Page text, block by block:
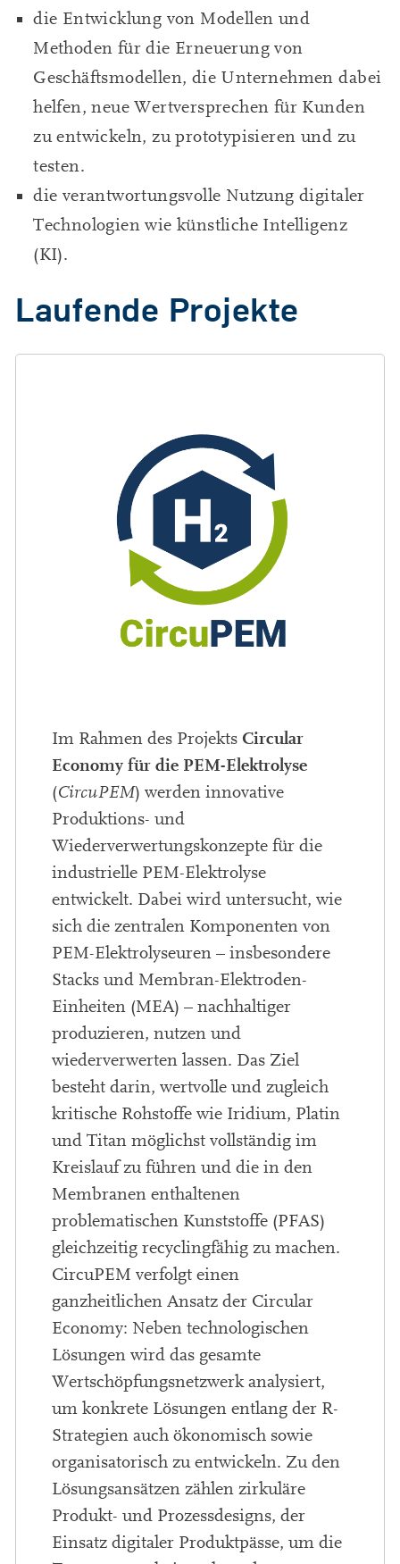
die Entwicklung von Modellen und
Methoden für die Erneuerung von
Geschäftsmodellen, die Unternehmen dabei
helfen, neue Wertversprechen für Kunden
zu entwickeln, zu prototypisieren und zu
testen.
die verantwortungsvolle Nutzung digitaler
Technologien wie künstliche Intelligenz
(KI).
Laufende Projekte
Im Rahmen des ProjektsCircular
Economy für die PEM-Elektrolyse
(CircuPEM) werden innovative
Produktions- und
Wiederverwertungskonzepte für die
industrielle PEM-Elektrolyse
entwickelt. Dabei wird untersucht, wie
sich die zentralen Komponenten von
PEM-Elektrolyseuren – insbesondere
Stacks und Membran-Elektroden-
Einheiten (MEA) – nachhaltiger
produzieren, nutzen und
wiederverwerten lassen. Das Ziel
besteht darin, wertvolle und zugleich
kritische Rohstoffe wie Iridium, Platin
und Titan möglichst vollständig im
Kreislauf zu führen und die in den
Membranen enthaltenen
problematischen Kunststoffe (PFAS)
gleichzeitig recyclingfähig zu machen.
CircuPEM verfolgt einen
ganzheitlichen Ansatz der Circular
Economy: Neben technologischen
Lösungen wird das gesamte
Wertschöpfungsnetzwerk analysiert,
um konkrete Lösungen entlang der R-
Strategien auch ökonomisch sowie
organisatorisch zu entwickeln. Zu den
Lösungsansätzen zählen zirkuläre
Produkt- und Prozessdesigns, der
Einsatz digitaler Produktpässe, um die